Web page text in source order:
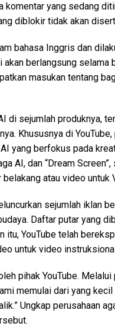
komentar yang sedang
diblokir tidak akan
bahasa Inggris dan
akan berlangsung selama
masukan tentang
di sejumlah produknya,
Khususnya di
yang berfokus pada
AI, dan “Dream
atau video untuk
sejumlah iklan
Daftar putar yang
itu, YouTube telah
untuk video
pihak YouTube.
memulai dari yang
Ungkap perusahaan